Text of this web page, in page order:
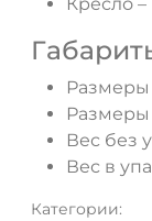
Размеры
Размеры
Вес без
Вес в
Категории: